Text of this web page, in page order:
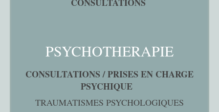
PSYCHOTHERAPIE
CONSULTATIONS / PRISES EN CHARGE
PSYCHIQUE
TRAUMATISMES PSYCHOLOGIQUES